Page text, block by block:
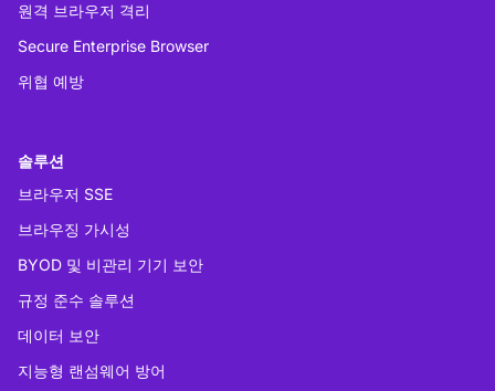
원격 브라우저 격리
Secure Enterprise Browser
위협 예방
솔루션
브라우저 SSE
브라우징 가시성
BYOD 및 비관리 기기 보안
규정 준수 솔루션
데이터 보안
지능형 랜섬웨어 방어